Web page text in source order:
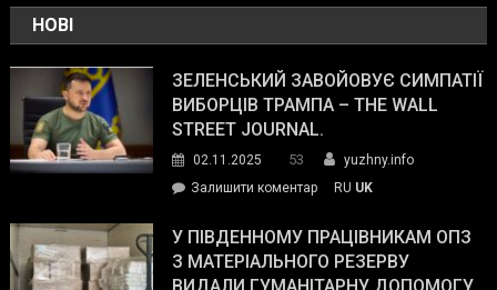
НОВІ
ЗЕЛЕНСЬКИЙ ЗАВОЙОВУЄ СИМПАТІЇ
ВИБОРЦІВ ТРАМПА – THE WALL
STREET JOURNAL.
02.11.2025 53
yuzhny.info
Залишити коментарon
завойовує
симпатії
виборців
RU UK
У ПІВДЕННОМУ ПРАЦІВНИКАМ ОПЗ
З МАТЕРІАЛЬНОГО РЕЗЕРВУ
ВИДАЛИ ГУМАНІТАРНУ ДОПОМОГУ